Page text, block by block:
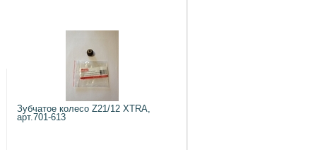
Зубчатое колесо Z21/12 XTRA,
арт.701-613